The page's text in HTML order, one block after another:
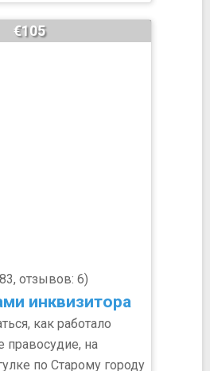
отзывов: 6)
инквизитора
€105
как работало
правосудие, на
по Старому городу